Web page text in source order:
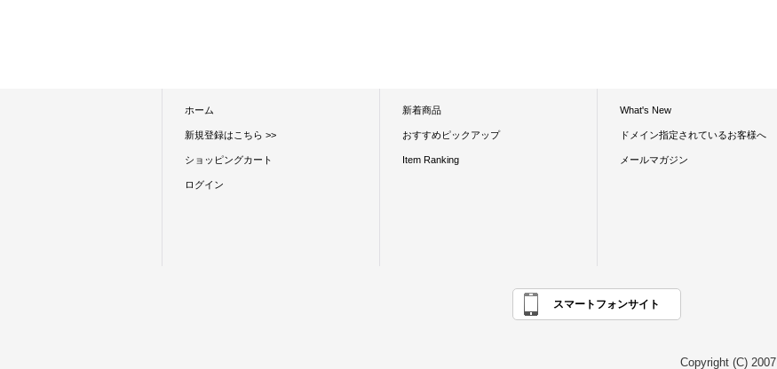
ホーム
新規登録はこちら >>
ショッピングカート
ログイン
新着商品
おすすめピックアップ
Item Ranking
What's New
ドメイン指定されているお客様へ
メールマガジン
スマートフォンサイト
Copyright (C) 2007